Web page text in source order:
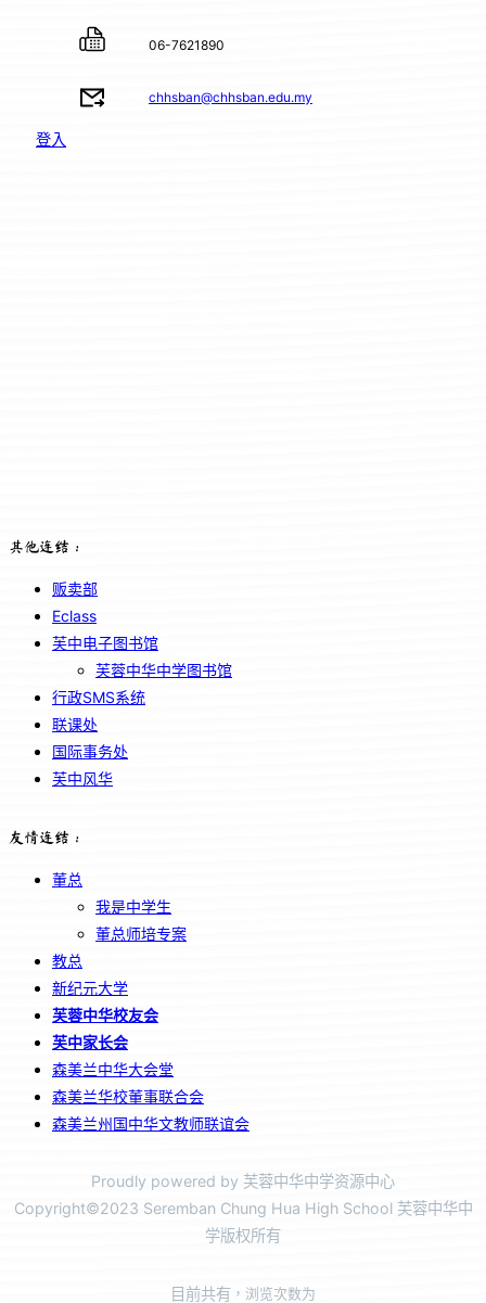
06-7621890
chhsban@chhsban.edu.my
登入
其他连结：
贩卖部
Eclass
芙中电子图书馆
芙蓉中华中学图书馆
行政SMS系统
联课处
国际事务处
芙中风华
友情连结：
董总
我是中学生
董总师培专案
教总
新纪元大学
芙蓉中华校友会
芙中家长会
森美兰中华大会堂
森美兰华校董事联合会
森美兰州国中华文教师联谊会
Proudly powered by 芙蓉中华中学资源中心
Copyright©2023 Seremban Chung Hua High School 芙蓉中华中
学版权所有
目前共有 ，浏览次数为